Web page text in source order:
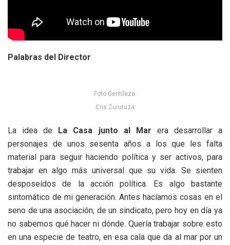
Palabras del Director
Foto Gentileza:
Cris Zurutuza
La idea de La Casa junto al Mar era desarrollar a
personajes de unos sesenta años a los que les falta
material para seguir haciendo política y ser activos, para
trabajar en algo más universal que su vida. Se sienten
desposeídos de la acción política. Es algo bastante
sintomático de mi generación. Antes hacíamos cosas en el
seno de una asociación, de un sindicato, pero hoy en día ya
no sabemos qué hacer ni dónde. Quería trabajar sobre esto
en una especie de teatro, en esa cala que da al mar por un